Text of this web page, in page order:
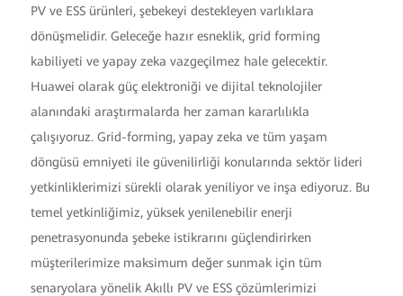
PV ve ESS ürünleri, şebekeyi destekleyen varlıklara
dönüşmelidir. Geleceğe hazır esneklik, grid forming
kabiliyeti ve yapay zeka vazgeçilmez hale gelecektir.
Huawei olarak güç elektroniği ve dijital teknolojiler
alanındaki araştırmalarda her zaman kararlılıkla
çalışıyoruz. Grid-forming, yapay zeka ve tüm yaşam
döngüsü emniyeti ile güvenilirliği konularında sektör lideri
yetkinliklerimizi sürekli olarak yeniliyor ve inşa ediyoruz. Bu
temel yetkinliğimiz, yüksek yenilenebilir enerji
penetrasyonunda şebeke istikrarını güçlendirirken
müşterilerimize maksimum değer sunmak için tüm
senaryolara yönelik Akıllı PV ve ESS çözümlerimizi